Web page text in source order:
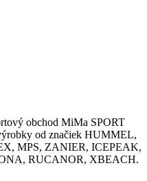
obchod MiMa SPORT
od značiek HUMMEL,
MPS, ZANIER, ICEPEAK,
RUCANOR, XBEACH.